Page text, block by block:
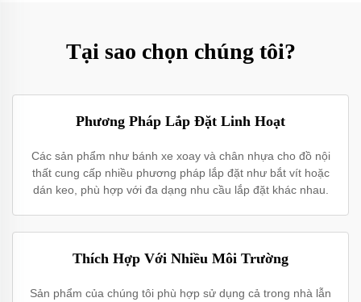
Tại sao chọn chúng tôi?
Phương Pháp Lắp Đặt Linh Hoạt
Các sản phẩm như bánh xe xoay và chân nhựa cho đồ nội
thất cung cấp nhiều phương pháp lắp đặt như bắt vít hoặc
dán keo, phù hợp với đa dạng nhu cầu lắp đặt khác nhau.
Thích Hợp Với Nhiều Môi Trường
Sản phẩm của chúng tôi phù hợp sử dụng cả trong nhà lẫn